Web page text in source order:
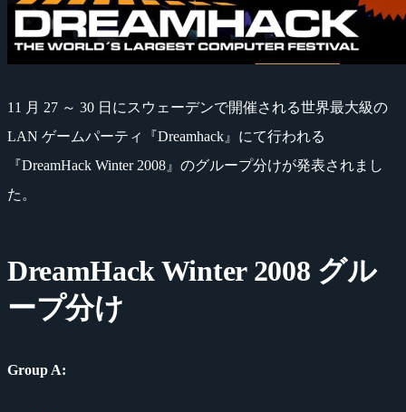
11 月 27 ～ 30 日にスウェーデンで開催される世界最大級の
LAN ゲームパーティ『Dreamhack』にて行われる
『DreamHack Winter 2008』のグループ分けが発表されまし
た。
DreamHack Winter 2008 グル
ープ分け
Group A: